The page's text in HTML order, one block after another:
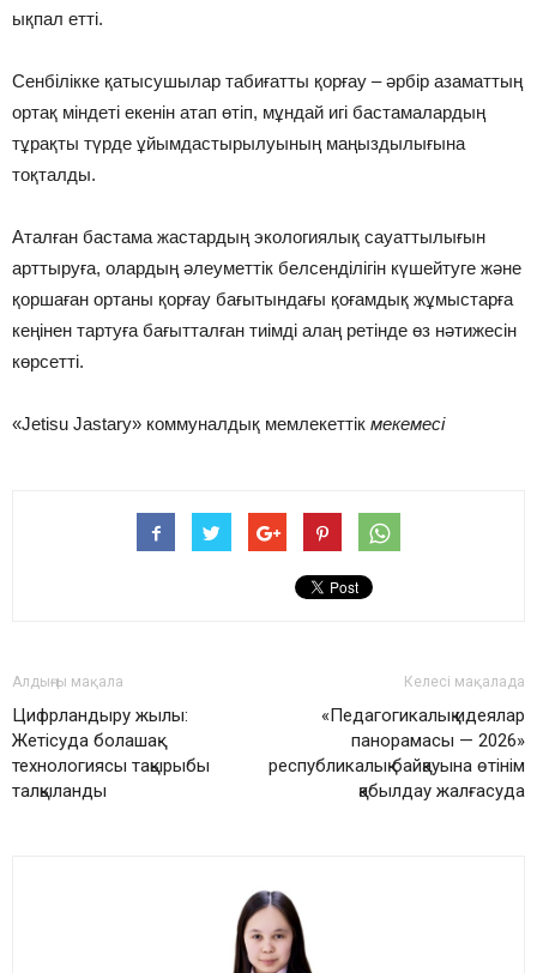
ықпал етті.
Сенбілікке қатысушылар табиғатты қорғау – әрбір азаматтың
ортақ міндеті екенін атап өтіп, мұндай игі бастамалардың
тұрақты түрде ұйымдастырылуының маңыздылығына
тоқталды.
Аталған бастама жастардың экологиялық сауаттылығын
арттыруға, олардың әлеуметтік белсенділігін күшейтуге және
қоршаған ортаны қорғау бағытындағы қоғамдық жұмыстарға
кеңінен тартуға бағытталған тиімді алаң ретінде өз нәтижесін
көрсетті.
«Jetisu Jastary» коммуналдық мемлекеттік мекемесі
Алдыңғы мақала
Цифрландыру жылы:
Жетісуда болашақ
технологиясы тақырыбы
талқыланды
Келесі мақалада
«Педагогикалық идеялар
панорамасы — 2026»
республикалық байқауына өтінім
қабылдау жалғасуда